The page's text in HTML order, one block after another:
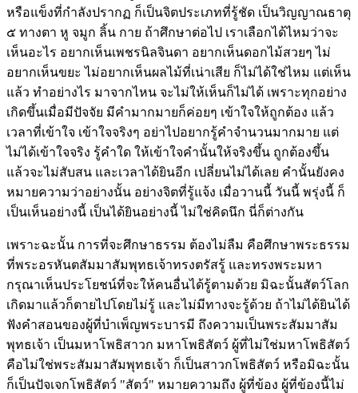
หรือแข็งที่กำลังปรากฏ ก็เป็นจิตประเภทที่รู้ชัด เป็นวิญญาณธาตุ
๕ ทางตา หู จมูก ลิ้น กาย ถ้าศึกษาต่อไป เราเลือกได้ไหมว่าจะ
เห็นอะไร อยากเห็นเพชรนิลจินดา อยากเห็นดอกไม้สวยๆ ไม่
อยากเห็นขยะ ไม่อยากเห็นผลไม้ที่เน่าเสีย ก็ไม่ได้ใช่ไหม แต่เห็น
แล้ว ทำอย่างไร มาจากไหน จะไม่ให้เห็นก็ไม่ได้ เพราะทุกอย่าง
เกิดขึ้นเมื่อมีปัจจัย มีคำมากมายก็ค่อยๆ เข้าใจให้ถูกต้อง แล้ว
เวลาที่เข้าใจ เข้าใจจริงๆ อย่าไปอยากรู้คำจำนวนมากมาย แต่
ไม่ได้เข้าใจจริง รู้คำใด ให้เข้าใจคำนั้นให้จริงขึ้น ถูกต้องขึ้น
แล้วจะไม่สับสน และเวลาได้ยินอีก เปลี่ยนไม่ได้เลย คำนั้นยังคง
หมายความว่าอย่างนั้น อย่างจิตที่รู้แจ้ง เมื่อวานนี้ วันนี้ พรุ่งนี้ ก็
เป็นเห็นอย่างนี้ เป็นได้ยินอย่างนี้ ไม่ใช่คิดนึก นี่ก็ต่างกัน
เพราะฉะนั้น การที่จะศึกษาธรรม ต้องไม่ลืม คือศึกษาพระธรรม
ที่พระอรหันตสัมมาสัมพุทธเจ้าทรงตรัสรู้ และทรงพระมหา
กรุณาเห็นประโยชน์ที่จะให้คนอื่นได้รู้ตามด้วย มิฉะนั้นสัตว์โลก
เกิดมาแล้วก็ตายไปโดยไม่รู้ และไม่มีทางจะรู้ด้วย ถ้าไม่ได้ยินได้
ฟังคำสอนของผู้ที่บำเพ็ญพระบารมี ถึงความเป็นพระสัมมาสัม
พุทธเจ้า เป็นมหาโพธิสาวก มหาโพธิสัตว์ ผู้ที่ไม่ใช่มหาโพธิสัตว์
คือไม่ใช่พระสัมมาสัมพุทธเจ้า ก็เป็นสาวกโพธิสัตว์ หรือมิฉะนั้น
ก็เป็นปัจเจกโพธิสัตว์ "สัตว์" หมายความถึง ผู้ที่ข้อง ผู้ที่ข้องนี้ไม่